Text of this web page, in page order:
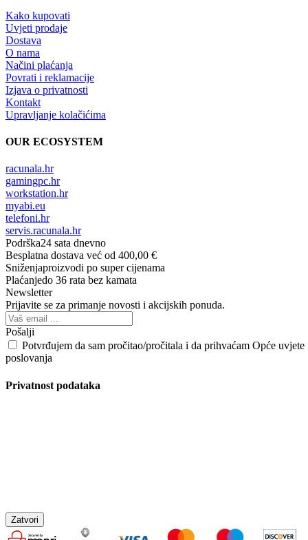
Kako kupovati
Uvjeti prodaje
Dostava
O nama
Načini plaćanja
Povrati i reklamacije
Izjava o privatnosti
Kontakt
Upravljanje kolačićima
OUR ECOSYSTEM
racunala.hr
gamingpc.hr
workstation.hr
myabi.eu
telefoni.hr
servis.racunala.hr
Podrška24 sata dnevno
Besplatna dostava već od 400,00 €
Sniženjaproizvodi po super cijenama
Plaćanjedo 36 rata bez kamata
Newsletter
Prijavite se za primanje novosti i akcijskih ponuda.
Pošalji
Potvrđujem da sam pročitao/pročitala i da prihvaćam Opće uvjete
poslovanja
Privatnost podataka
Zatvori